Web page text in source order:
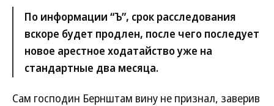
По информации “Ъ”, срок расследования
вскоре будет продлен, после чего последует
новое арестное ходатайство уже на
стандартные два месяца.
Сам господин Бернштам вину не признал, заверив